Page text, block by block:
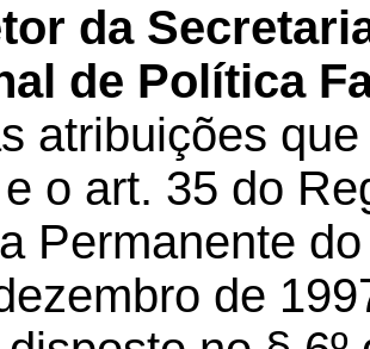
da
de Política
atribuições
o art. 35 do
Permanente
de